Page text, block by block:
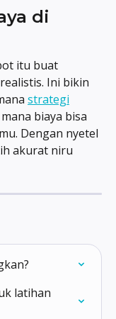
di
itu buat
Ini bikin
strategi
biaya bisa
Dengan nyetel
akurat niru
latihan